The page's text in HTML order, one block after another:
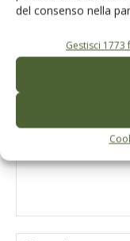
del consenso nella
Gestisci
LASCIA UN